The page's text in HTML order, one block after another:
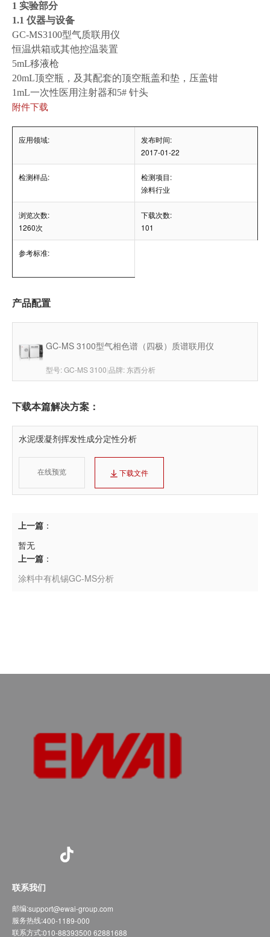
1 实验部分
1.1 仪器与设备
GC-MS3100型气质联用仪
恒温烘箱或其他控温装置
5mL移液枪
20mL顶空瓶，及其配套的顶空瓶盖和垫，压盖钳
1mL一次性医用注射器和5# 针头
附件下载
应用领域:
发布时间:
2017-01-22
检测样品:
检测项目:
涂料行业
浏览次数:
1260次
下载次数:
101
参考标准:
产品配置
GC-MS 3100型气相色谱（四极）质谱联用仪
型号: GC-MS 3100 品牌: 东西分析
下载本篇解决方案：
水泥缓凝剂挥发性成分定性分析
在线预览 下载文件
上一篇 ：
暂无
上一篇 ：
涂料中有机锡GC-MS分析
联系我们
邮编:support@ewai-group.com
服务热线:400-1189-000
联系方式:010-88393500 62881688